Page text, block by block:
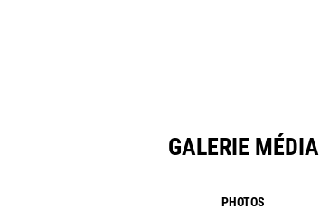
GALERIE MÉDIA
PHOTOS